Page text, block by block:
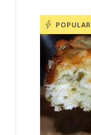
POPULAR